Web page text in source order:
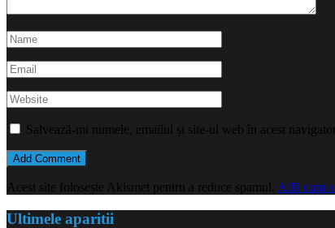
Salvează-mi numele, emailul și site-ul web în acest
Acest site folosește Akismet pentru a reduce spamul. Află cum
Ultimele aparitii